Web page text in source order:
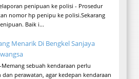
penipuan ke polisi - Prosedur
nomor hp penipu ke polisi.Sekarang
Baik i...
Menarik Di Bengkel Sanjaya
sebuah kendaraan perlu
dan perawatan, agar kedepan kendaraan